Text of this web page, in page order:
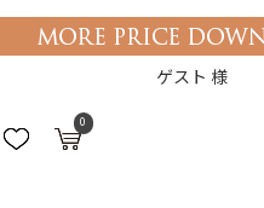
ゲスト 様
0